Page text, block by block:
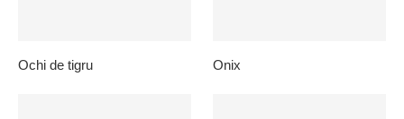
Ochi de tigru Onix